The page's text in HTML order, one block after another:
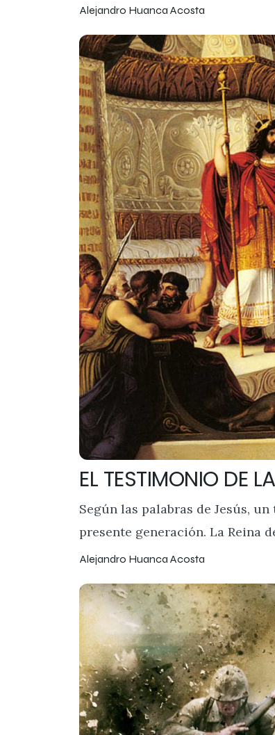
Alejandro Huanca Acosta
EL TESTIMONIO DE
Según las palabras de Jesús,
presente generación. La Reina
Alejandro Huanca Acosta